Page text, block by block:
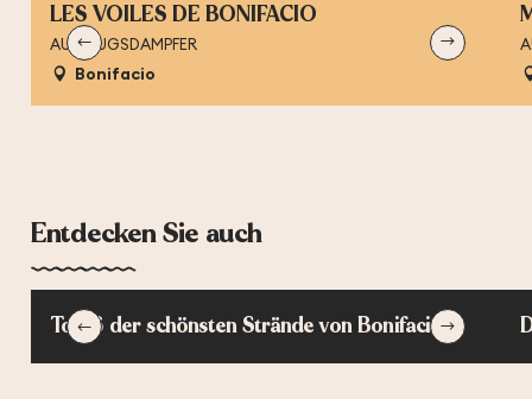
Ausflüge
LES VOILES DE BONIFACIO
AUSFLUGSDAMPFER
Bonifacio
Entdecken Sie auch
Top 6 der schönsten Strände von Bonifacio